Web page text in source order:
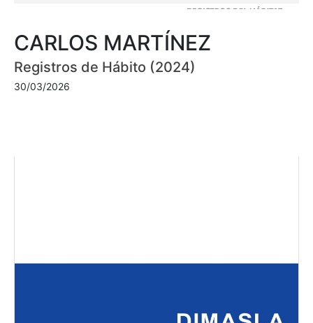
CARLOS MARTÍNEZ
Registros de Hábito (2024)
30/03/2026